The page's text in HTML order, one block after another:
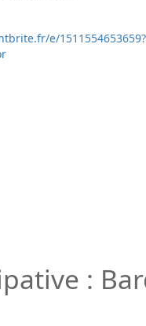
e/1511554653659?
: